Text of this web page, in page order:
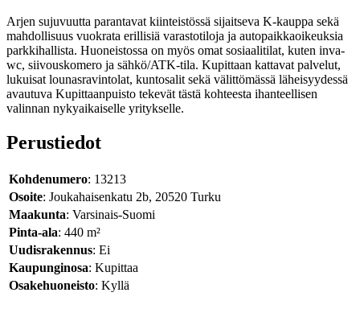
Arjen sujuvuutta parantavat kiinteistössä sijaitseva K-kauppa sekä
mahdollisuus vuokrata erillisiä varastotiloja ja autopaikkaoikeuksia
parkkihallista. Huoneistossa on myös omat sosiaalitilat, kuten inva-
wc, siivouskomero ja sähkö/ATK-tila. Kupittaan kattavat palvelut,
lukuisat lounasravintolat, kuntosalit sekä välittömässä läheisyydessä
avautuva Kupittaanpuisto tekevät tästä kohteesta ihanteellisen
valinnan nykyaikaiselle yritykselle.
Perustiedot
Kohdenumero: 13213
Osoite: Joukahaisenkatu 2b, 20520 Turku
Maakunta: Varsinais-Suomi
Pinta-ala: 440 m²
Uudisrakennus: Ei
Kaupunginosa: Kupittaa
Osakehuoneisto: Kyllä